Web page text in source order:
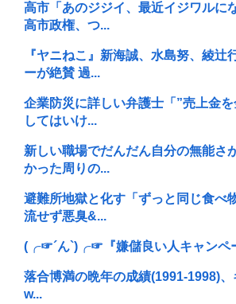
高市「あのジジイ、最近イジワルに
高市政権、つ...
『ヤニねこ』新海誠、水島努、綾辻
ーが絶賛 過...
企業防災に詳しい弁護士「”売上金
してはいけ...
新しい職場でだんだん自分の無能さ
かった周りの...
避難所地獄と化す「ずっと同じ食べ
流せず悪臭&...
(╭☞´ん`)╭☞『嫌儲良い人キャンペ
落合博満の晩年の成績(1991-1998)
w...